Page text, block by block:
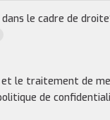
le cadre de
le traitement de
de